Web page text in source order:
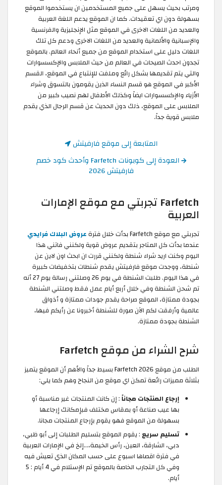
ومرتب بحيث يسهل على جميع المستخدمين ان يستخدموا الموقع
بسهولة دون اي تعقيدات. كما ان الموقع يدعم اللغة العربية
والعديد من اللغات الاخرى في الموقع مثل الإنجليزية والفرنسية
والإسبانية والألمانية والعديد من اللغات الاخرى ودعم كل تلك
اللغات دليل على استخدام الموقع من جميع أنحاء العالم. بالموقع
تجدون احدث الصيحات في العالم من حيث الملابس والإكسسوارات
والتي يتم تقديمها بشكل رائع وملفت للإنتباع في الموقع، القسم
الأكبر في الموقع هو قسم النساء الذين يقومون بالتسوق وشراء
الأزياء والإكسسوارات ايضاً وكذلك الأطفال لهم نصيب كبير من
الملابس على الموقع، ذلك دون الحديث عن قسم الرجال الذي يقدم
ملابس قوية جداً.
المتابعة إلى موقع فارفيتش
العودة إلى كوبونات Farfetch وأحدث كود خصم
فارفيتش 2026
Farfetch تجربتي مع موقع الإمارات
العربية
تجربتي مع موقع Farfetch بدأت خلال فترة
عروض البلاك فرايدي
عندما بدأت كل المتاجر بتقديم عروض قوية ولكنني فاتني هذا
اليوم وكنت اريد شراء شنطة ولكنني قررت ان ابحث اون لاين عن
شنطة، ووجدت موقع فارفيتش يقدم شنطات بتخفيضات كبيرة
في هذا اليوم. طلبت الشنطة في يوم 26 وصلتني رسالة يوم 27 أنه
تم شحن الشنطة وفي خلال أربع أيام عمل فقط وصلتني الشنطة
بجودة ممتازة، الموقع صراحة يقدم جودات ممتازة و أذواق
عالمية وأرفقت لكم الآن صورة للشنطة أخبرونا عن رأيكم فيها،
الشنطة بجودة ممتازة.
شرح الشراء من موقع Farfetch
الطلب من موقع Farfetch 2026 بسيط جداً والأهم أن الموقع يتميز
بثلاثة مميزات رائعة تمكن اي موقع من النجاح وهم كما يلي:
إرجاع المنتجات مجاناً : إن كانت المنتجات غير مناسبة أو
بها عيب صناعة أو بمقاس مختلف فبإمكانك إرجاعها
بسهولة من الموقع فهو يقوم بإرجاع المنتجات مجانا.
تسليم سريع : يقوم الموقع بتسليم الطلبات إلى أبو ظبي،
دبي، الشارقة، العين، رأس الخيمة،…إلخ في الإمارات العربية
في فترة اقصاها اسبوع على حسب المكان الذي تعيش فيه
وفي كل التجارب الخاصة بالموقع تم الإستلام في 4 أيام : 5
أيام.